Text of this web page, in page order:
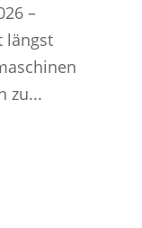
–
längst
zu...